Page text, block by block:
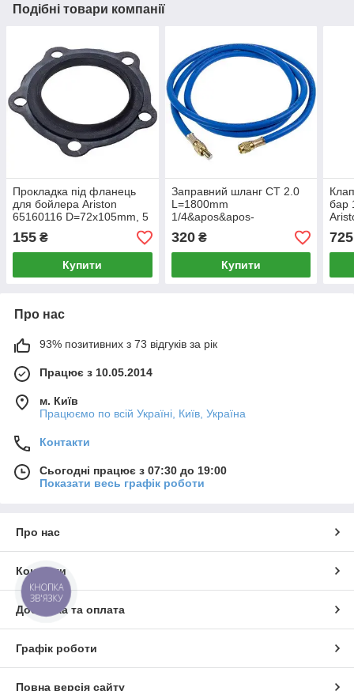
Подібні товари компанії
Прокладка під фланець
для бойлера Ariston
65160116 D=72x105mm, 5
вушок MTS
155 ₴
Купити
Заправний шланг СТ 2.0
L=1800mm
1/4&apos&apos-
1/4&apos&apos SAE
320₴
Купити
бар
725
Про нас
93% позитивних з 73 відгуків за рік
Працює з 10.05.2014
м. Київ
Працюємо по всій Україні, Київ, Україна
Контакти
Сьогодні працює з 07:30 до 19:00
Показати весь графік роботи
Про нас
Контакти
Доставка та оплата
Графік роботи
Повна версія сайту
КНОПКА
ЗВ'ЯЗКУ